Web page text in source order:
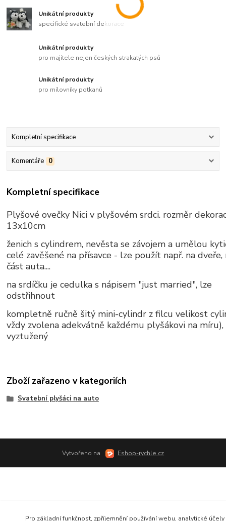
Unikátní produkty
specifické svatební dekorace
Unikátní produkty
pro majitele nejen českých strakatých psů
Unikátní produkty
pro milovníky potkanů
Kompletní specifikace
Komentáře 0
Kompletní specifikace
Plyšové ovečky Nici v plyšovém srdci. rozměr
13x10cm
ženich s cylindrem, nevěsta se závojem a umělou
celé zavěšené na přísavce - lze použít např. na dveře,
část auta....
na srdíčku je cedulka s nápisem "just married", lze
odstřihnout
kompletně ručně šitý mini-cylindr z filcu velikost
vždy zvolena adekvátně každému plyšákovi na míru),
vyztužený
Zboží zařazeno v kategoriích
Svatební plyšáci na auto
Vytvořeno na Eshop-rychle.cz
Pro základní funkčnost, zpříjemnění používání webu, analytické účely